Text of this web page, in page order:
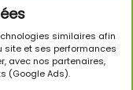
similaires afin
site et ses performances
avec nos partenaires,
(Google Ads).
le monde
initiative.